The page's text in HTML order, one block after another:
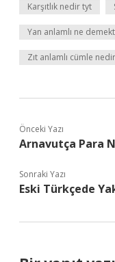
Karşıtlık nedir tyt
Yan anlamlı ne
Zıt anlamlı cümle nedir
Önceki Yazı
Arnavutça Para
Sonraki Yazı
Eski Türkçede